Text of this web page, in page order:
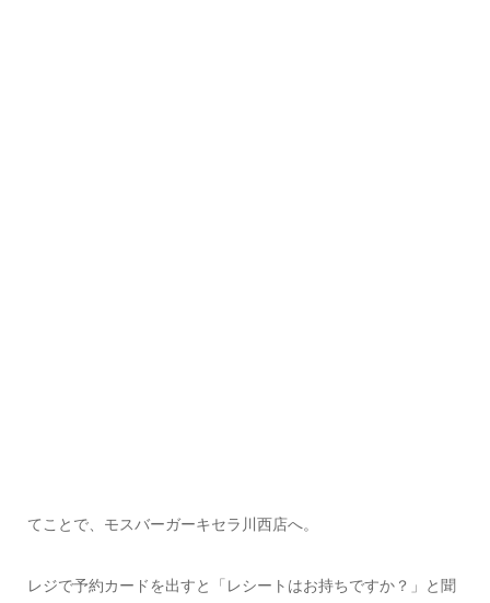
てことで、モスバーガーキセラ川西店へ。
レジで予約カードを出すと「レシートはお持ちですか？」と聞